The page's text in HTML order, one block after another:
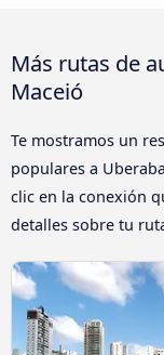
Más rutas de
Maceió
Te mostramos un
populares a
clic en la conexión
detalles sobre tu